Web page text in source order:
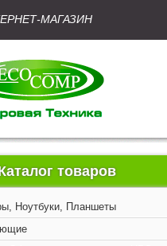
МАГАЗИН
товаров
Ноутбуки, Планшеты